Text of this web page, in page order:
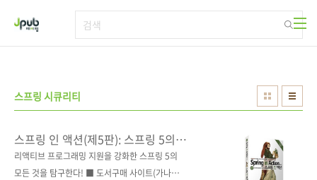
스프링 시큐리티
스프링 인 액션(제5판): 스프링 5의
강력한 기능과 생산성을 활용한 웹
애플리케이션 개발
리액티브 프로그래밍 지원을 강화한 스프링 5의
모든 것을 탐구한다! ■ 도서구매 사이트(가나다